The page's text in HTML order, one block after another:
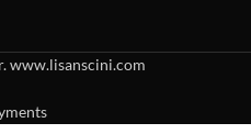
www.lisanscini.com